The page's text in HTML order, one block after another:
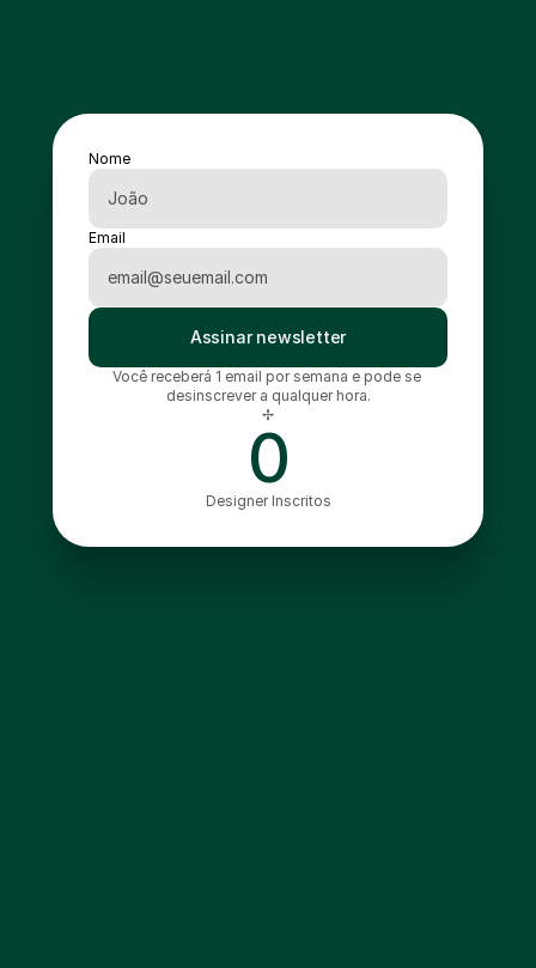
Nome
Email
Assinar newsletter
Você receberá 1 email por semana e pode se
desinscrever a qualquer hora.
✢
0
Designer Inscritos